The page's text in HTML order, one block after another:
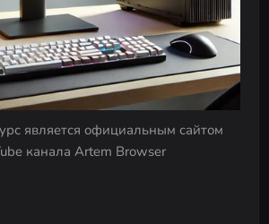
является официальным сайтом
канала Artem Browser